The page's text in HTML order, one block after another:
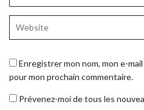
Enregistrer mon nom, mon e-
pour mon prochain commentaire.
Prévenez-moi de tous les